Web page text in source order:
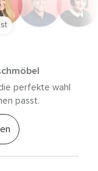
perfekte wahl
passt.